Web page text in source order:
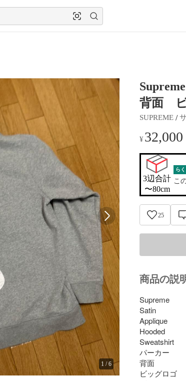
1/6
背面
SUPREME /
¥ 32,000
3辺合計
〜80cm
ら
こ
25
商品の説
Supreme
Satin
Applique
Hooded
Sweatshirt
パーカー
背面
ビッグロゴ